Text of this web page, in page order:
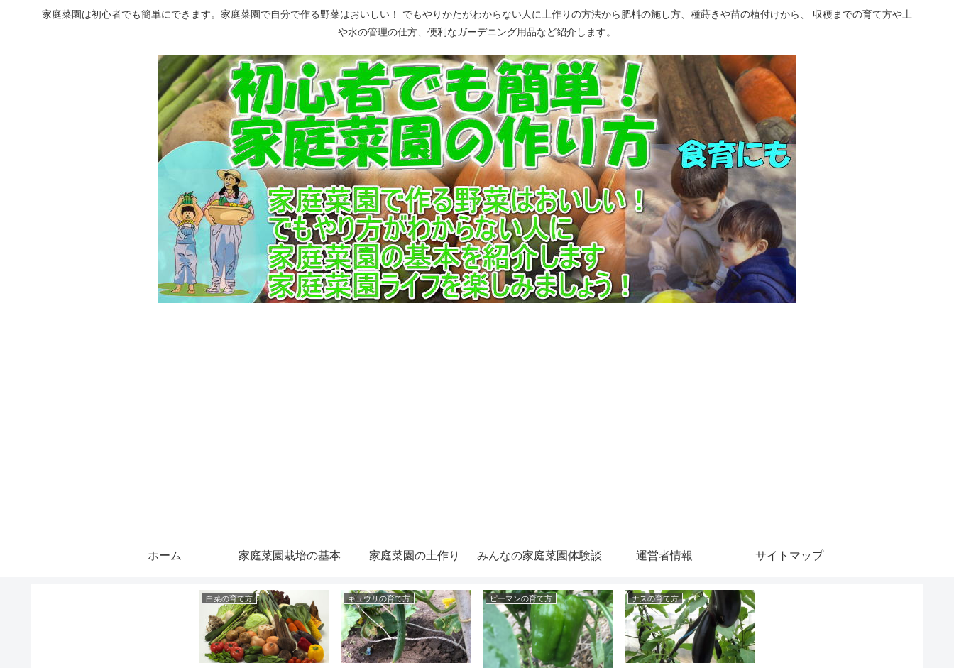
家庭菜園は初心者でも簡単にできます。家庭菜園で自分で作る野菜はおいしい！ でもやりかたがわからない人に土作りの方法から肥料の施し方、種蒔きや苗の植付けから、 収穫までの育て方や土
や水の管理の仕方、便利なガーデニング用品など紹介します。
ホーム 家庭菜園栽培の基本 家庭菜園の土作り みんなの家庭菜園体験談 運営者情報 サイトマップ
白菜の育て方 キュウリの育て方 ピーマンの育て方 ナスの育て方